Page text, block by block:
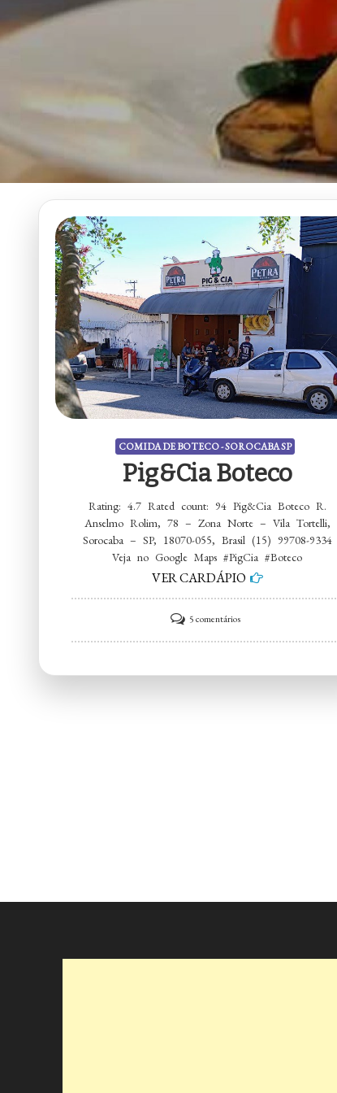
COMIDA DE BOTECO - SOROCABA SP
Pig&Cia Boteco
Rating: 4.7 Rated count: 94 Pig&Cia Boteco R.
Anselmo Rolim, 78 – Zona Norte – Vila Tortelli,
Sorocaba – SP, 18070-055, Brasil (15) 99708-9334
Veja no Google Maps #PigCia #Boteco
VER CARDÁPIO
5 comentáriosem
Pig&Cia